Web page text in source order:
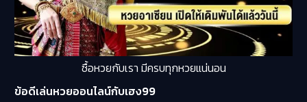
ซื้อหวยกับเรา มีครบทุกหวยแน่นอน
ข้อดีเล่นหวยออนไลน์กับเฮง99